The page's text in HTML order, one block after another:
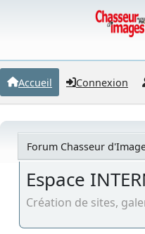
Accueil Connexion
Forum Chasseur
Espace
Création de sites,